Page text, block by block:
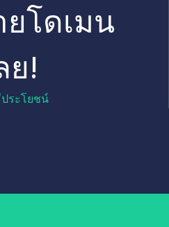
ยโดเมน
ย!
ระโยชน์